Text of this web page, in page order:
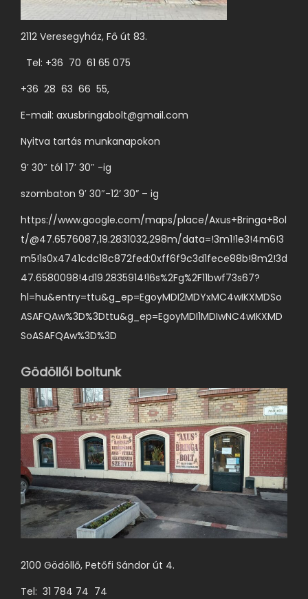
2112 Veresegyház, Fő út 83.
Tel: +36 70 61 65 075
+36 28 63 66 55,
E-mail: axusbringabolt@gmail.com
Nyitva tartás munkanapokon
9′ 30″ tól 17′ 30″ -ig
szombaton 9′ 30″-12’ 30” – ig
https://www.google.com/maps/place/Axus+Bringa+Bol
t/@47.6576087,19.2831032,298m/data=!3m1!1e3!4m6!3
m5!1s0x4741cdc18c872fed:0xff6f9c3d1fece88b!8m2!3d
47.6580098!4d19.2835914!16s%2Fg%2F11bwf73s67?
hl=hu&entry=ttu&g_ep=EgoyMDI2MDYxMC4wIKXMDSo
ASAFQAw%3D%3Dttu&g_ep=EgoyMDI1MDIwNC4wIKXMD
SoASAFQAw%3D%3D
Gödöllői boltunk
2100 Gödöllő, Petőfi Sándor út 4.
Tel: 31 784 74 74